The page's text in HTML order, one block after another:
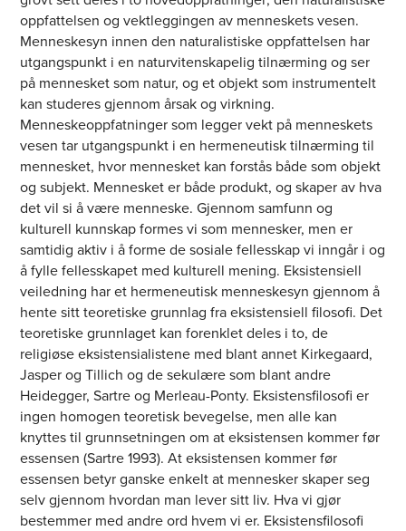
oppfattelsen og vektleggingen av menneskets vesen.
Menneskesyn innen den naturalistiske oppfattelsen har
utgangspunkt i en naturvitenskapelig tilnærming og ser
på mennesket som natur, og et objekt som instrumentelt
kan studeres gjennom årsak og virkning.
Menneskeoppfatninger som legger vekt på menneskets
vesen tar utgangspunkt i en hermeneutisk tilnærming til
mennesket, hvor mennesket kan forstås både som objekt
og subjekt. Mennesket er både produkt, og skaper av hva
det vil si å være menneske. Gjennom samfunn og
kulturell kunnskap formes vi som mennesker, men er
samtidig aktiv i å forme de sosiale fellesskap vi inngår i og
å fylle fellesskapet med kulturell mening. Eksistensiell
veiledning har et hermeneutisk menneskesyn gjennom å
hente sitt teoretiske grunnlag fra eksistensiell filosofi. Det
teoretiske grunnlaget kan forenklet deles i to, de
religiøse eksistensialistene med blant annet Kirkegaard,
Jasper og Tillich og de sekulære som blant andre
Heidegger, Sartre og Merleau-Ponty. Eksistensfilosofi er
ingen homogen teoretisk bevegelse, men alle kan
knyttes til grunnsetningen om at eksistensen kommer før
essensen (Sartre 1993). At eksistensen kommer før
essensen betyr ganske enkelt at mennesker skaper seg
selv gjennom hvordan man lever sitt liv. Hva vi gjør
bestemmer med andre ord hvem vi er. Eksistensfilosofi